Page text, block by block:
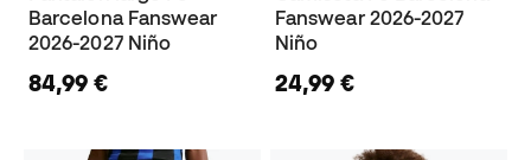
Barcelona Fanswear
2026-2027 Niño
84,99 €
Fanswear 2026-2027
Niño
24,99 €